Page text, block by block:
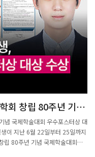
회 창립 80주년 기념
상
념 국제학술대회 우수포스터상 대
이 지난 6월 22일부터 25일까지
립 80주년 기념 국제학술대회에